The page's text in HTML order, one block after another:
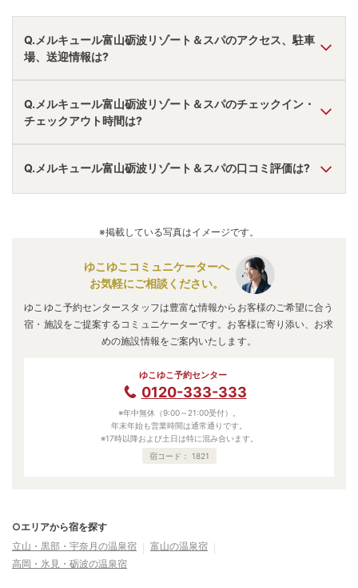
Q.メルキュール富山砺波リゾート＆スパのアクセス、駐車
場、送迎情報は?
A. 車で砺波ＩＣより16分。
駐車場あり。
アクセス情報の詳細は
Q.メルキュール富山砺波リゾート＆スパのチェックイン・
チェックアウト時間は?
A. チェックインは15:00~19:00 、チェックアウトは〜11:00
です。
※プランによって異なる場合があります。
Q.メルキュール富山砺波リゾート＆スパの口コミ評価は?
口コミ情報の詳細はこちら。
※掲載している写真はイメージです。
ゆこゆこコミュニケーターへ
お気軽にご相談ください。
ゆこゆこ予約センタースタッフは豊富な情報からお客様のご希望に合う
宿・施設をご提案するコミュニケーターです。お客様に寄り添い、お求
めの施設情報をご案内いたします。
ゆこゆこ予約センター
0120-333-333
※年中無休（9:00～21:00受付）。
年末年始も営業時間は通常通りです。
※17時以降および土日は特に混み合います。
宿コード： 1821
○エリアから宿を探す
立山・黒部・宇奈月の温泉宿
富山の温泉宿
高岡・氷見・砺波の温泉宿